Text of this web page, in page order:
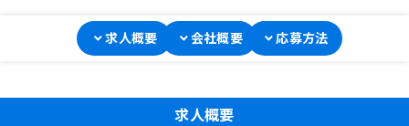
求人概要 会社概要 応募方法
求人概要